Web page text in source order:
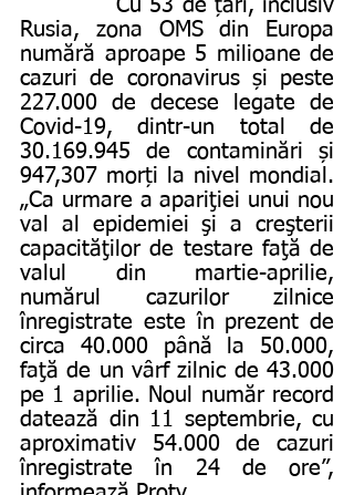
Rusia, zona OMS din Europa
numără aproape 5 milioane de
cazuri de coronavirus și peste
227.000 de decese legate de
Covid-19, dintr-un total de
30.169.945 de contaminări și
947,307 morți la nivel mondial.
„Ca urmare a apariţiei unui nou
val al epidemiei şi a creşterii
capacităţilor de testare faţă de
valul din martie-aprilie,
numărul cazurilor zilnice
înregistrate este în prezent de
circa 40.000 până la 50.000,
faţă de un vârf zilnic de 43.000
pe 1 aprilie. Noul număr record
datează din 11 septembrie, cu
aproximativ 54.000 de cazuri
înregistrate în 24 de ore”,